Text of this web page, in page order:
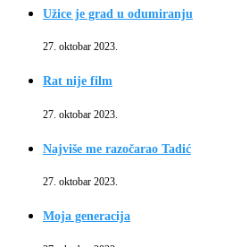
Užice je grad u odumiranju
27. oktobar 2023.
Rat nije film
27. oktobar 2023.
Najviše me razočarao Tadić
27. oktobar 2023.
Moja generacija